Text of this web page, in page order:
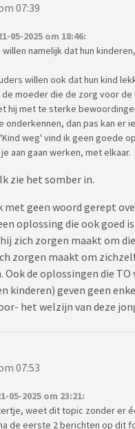
07:39
05-2025 om 18:46:
namelijk dat hun
willen ook dat hun kind
de moeder die de zorg voor
hij met te sterke
onderkennen, dan pas kan er
weg' vind ik geen goede
aan gaan werken, met elkaar.
zie het somber in.
met geen woord gerept
oplossing die ook goed
zich zorgen maakt om
zorgen maakt om
Ook de oplossingen die
kinderen) geven geen
het welzijn van deze
07:53
05-2025 om 23:21:
weet dit topic zonder er
de eerste 2 berichten op dit